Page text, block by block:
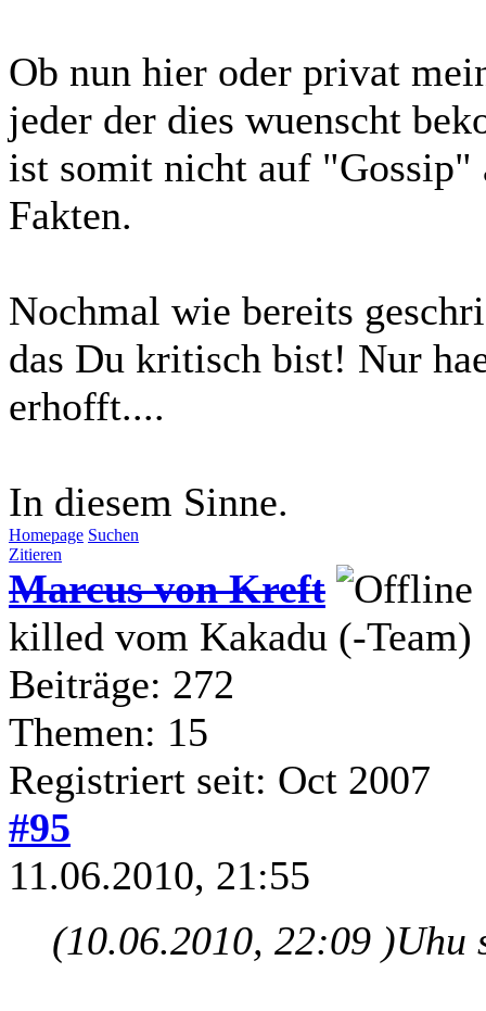
Ob nun hier oder privat
jeder der dies wuenscht
ist somit nicht auf "Gossip"
Fakten.
Nochmal wie bereits
das Du kritisch bist! Nur
erhofft....
In diesem Sinne.
Homepage Suchen
Zitieren
Marcus von Kreft
killed vom Kakadu (-Team)
Beiträge: 272
Themen: 15
Registriert seit: Oct 2007
#95
11.06.2010, 21:55
(10.06.2010, 22:09 )Uhu